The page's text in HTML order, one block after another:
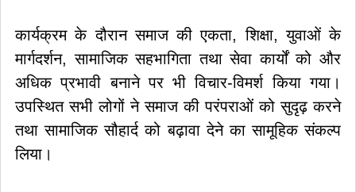
कार्यक्रम के दौरान समाज की एकता, शिक्षा, युवाओं के
मार्गदर्शन, सामाजिक सहभागिता तथा सेवा कार्यों को और
अधिक प्रभावी बनाने पर भी विचार-विमर्श किया गया।
उपस्थित सभी लोगों ने समाज की परंपराओं को सुदृढ़ करने
तथा सामाजिक सौहार्द को बढ़ावा देने का सामूहिक संकल्प
लिया।